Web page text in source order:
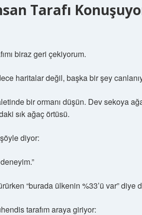
Tarafı
biraz geri çekiyorum.
haritalar değil, başka bir şey
bir ormanı düşün. Dev sekoya
sık ağaç örtüsü.
diyor:
“burada ülkenin %33’ü var”
tarafım araya giriyor: